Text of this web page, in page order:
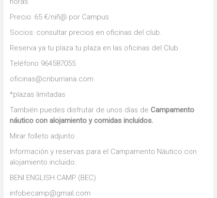
Precio: 65 €/niñ@ por Campus
Socios: consultar precios en oficinas del club.
Reserva ya tu plaza tu plaza en las oficinas del Club
Teléfono 964587055
oficinas@cnburriana.com
*plazas limitadas
También puedes disfrutar de unos días de Campamento
náutico con alojamiento y comidas incluidos.
Mirar folleto adjunto
Información y reservas para el Campamento Náutico con
alojamiento incluido:
BENI ENGLISH CAMP (BEC)
infobecamp@gmail.com